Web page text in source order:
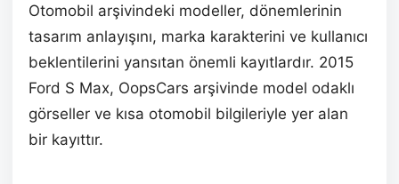
Otomobil arşivindeki modeller, dönemlerinin
tasarım anlayışını, marka karakterini ve kullanıcı
beklentilerini yansıtan önemli kayıtlardır. 2015
Ford S Max, OopsCars arşivinde model odaklı
görseller ve kısa otomobil bilgileriyle yer alan
bir kayıttır.